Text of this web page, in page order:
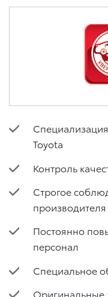
Toyota
Контроль
Строгое
производителя
Постоянно
персонал
Специальное
Оригинальные